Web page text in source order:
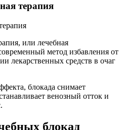
терапия
или лечебная
метод избавления от
лекарственных средств в очаг
блокада снимает
венозный отток и
блокад